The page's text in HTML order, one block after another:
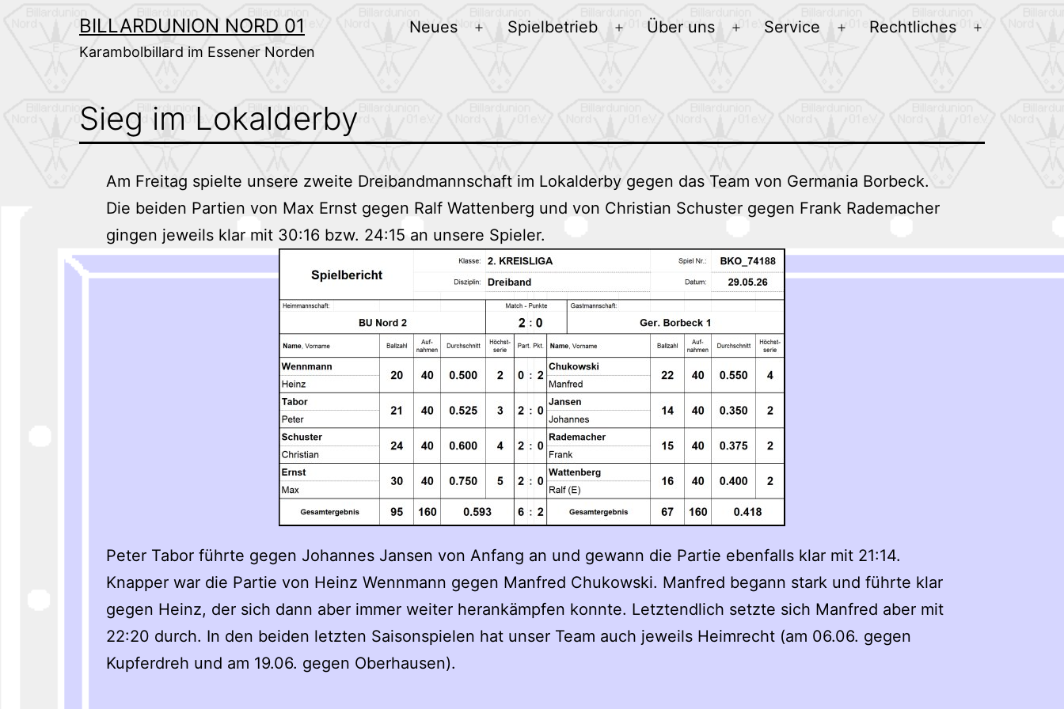
BILLARDUNION NORD 01
Karambolbillard im Essener Norden
Neues
Menü
Spielbetrieb
Menü
Über uns
Menü
Service
Menü
Rechtliches
Sieg im Lokalderby
Am Freitag spielte unsere zweite Dreibandmannschaft im Lokalderby gegen das Team von Germania Borbeck.
Die beiden Partien von Max Ernst gegen Ralf Wattenberg und von Christian Schuster gegen Frank Rademacher
gingen jeweils klar mit 30:16 bzw. 24:15 an unsere Spieler.
Peter Tabor führte gegen Johannes Jansen von Anfang an und gewann die Partie ebenfalls klar mit 21:14.
Knapper war die Partie von Heinz Wennmann gegen Manfred Chukowski. Manfred begann stark und führte klar
gegen Heinz, der sich dann aber immer weiter herankämpfen konnte. Letztendlich setzte sich Manfred aber mit
22:20 durch. In den beiden letzten Saisonspielen hat unser Team auch jeweils Heimrecht (am 06.06. gegen
Kupferdreh und am 19.06. gegen Oberhausen).